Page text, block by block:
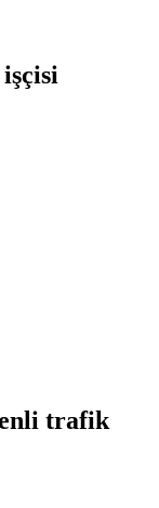
trafik